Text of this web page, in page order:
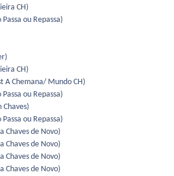
CH)
ou Repassa)
CH)
A Chemana/ Mundo CH)
ou Repassa)
Chaves)
ou Repassa)
Chaves de Novo)
Chaves de Novo)
Chaves de Novo)
Chaves de Novo)